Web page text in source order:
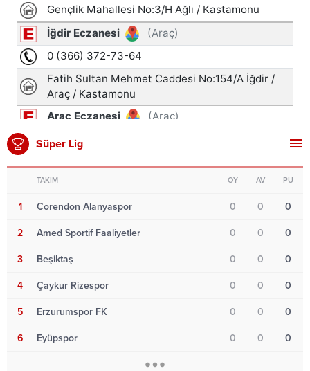
Süper Lig
TAKIM OY AV PU
1 Corendon Alanyaspor 0 0 0
2 Amed Sportif Faaliyetler 0 0 0
3 Beşiktaş 0 0 0
4 Çaykur Rizespor 0 0 0
5 Erzurumspor FK 0 0 0
6 Eyüpspor 0 0 0